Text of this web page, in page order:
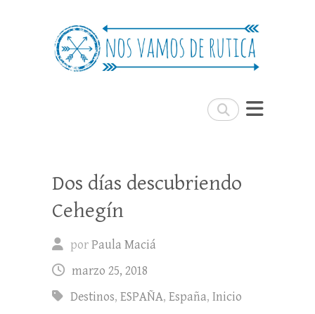
Buscar
Nos Vamos de Rutica
Dos días descubriendo
Cehegín
porPaula Maciá
marzo 25, 2018
Destinos, ESPAÑA, España, Inicio